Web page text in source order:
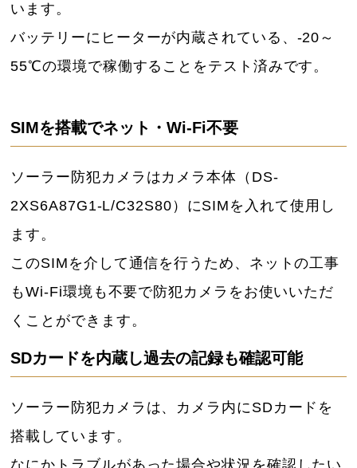
います。
バッテリーにヒーターが内蔵されている、-20～
55℃の環境で稼働することをテスト済みです。
SIMを搭載でネット・Wi-Fi不要
ソーラー防犯カメラはカメラ本体（DS-
2XS6A87G1-L/C32S80）にSIMを入れて使用し
ます。
このSIMを介して通信を行うため、ネットの工事
もWi-Fi環境も不要で防犯カメラをお使いいただ
くことができます。
SDカードを内蔵し過去の記録も確認可能
ソーラー防犯カメラは、カメラ内にSDカードを
搭載しています。